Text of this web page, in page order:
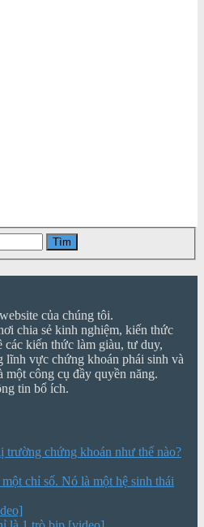
của chúng tôi.
chia sẻ kinh nghiệm, kiến thức
kiến thức làm giàu, tư duy,
lĩnh vực chứng khoán phái sinh và
công cụ đầy quyền năng.
tin bổ ích.
trường chứng khoán như thế nào?
chỉ số. Nó là một hệ sinh thái